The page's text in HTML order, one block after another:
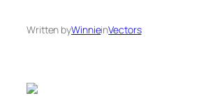
Written byWinnieinVectors